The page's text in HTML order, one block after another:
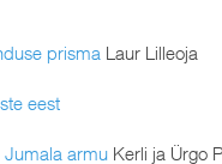
prisma Laur Lilleoja
eest
Jumala armu Kerli ja Ürgo